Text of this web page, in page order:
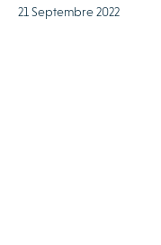
21 Septembre 2022